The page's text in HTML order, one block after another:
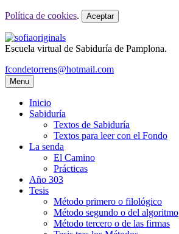
Política de cookies. Aceptar
Escuela virtual de Sabiduría de Pamplona.
fcondetorrens@hotmail.com
Menu
Inicio
Sabiduría
Textos de Sabiduría
Textos para leer con el Fondo
La senda
El Camino
Prácticas
Año 303
Tesis
Método primero o filológico
Método segundo o del algoritmo
Método tercero o de las firmas